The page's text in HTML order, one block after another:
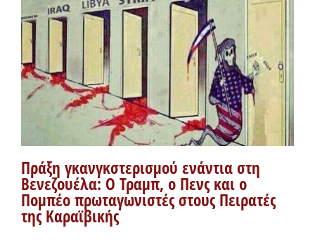
Πράξη γκανγκστερισμού ενάντια στη
Βενεζουέλα: Ο Τραμπ, ο Πενς και ο
Πομπέο πρωταγωνιστές στους Πειρατές
της Καραϊβικής